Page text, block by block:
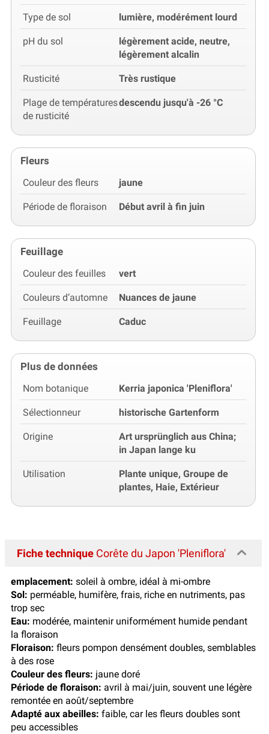
Type de sol lumière, modérément lourd
pH du sol
légèrement acide, neutre,
légèrement alcalin
Rusticité Très rustique
Plage de températures
de rusticité
descendu jusqu'à -26 °C
Fleurs
Couleur des fleurs jaune
Période de floraison Début avril à fin juin
Feuillage
Couleur des feuilles vert
Couleurs d’automne Nuances de jaune
Feuillage Caduc
Plus de données
Nom botanique Kerria japonica 'Pleniflora'
Sélectionneur historische Gartenform
Origine
Art ursprünglich aus China;
in Japan lange ku
Utilisation
Plante unique, Groupe de
plantes, Haie, Extérieur
Fiche technique Corête du Japon 'Pleniflora'
emplacement: soleil à ombre, idéal à mi-ombre
Sol: perméable, humifère, frais, riche en nutriments, pas
trop sec
Eau: modérée, maintenir uniformément humide pendant
la floraison
Floraison: fleurs pompon densément doubles, semblables
à des rose
Couleur des fleurs: jaune doré
Période de floraison: avril à mai/juin, souvent une légère
remontée en août/septembre
Adapté aux abeilles: faible, car les fleurs doubles sont
peu accessibles